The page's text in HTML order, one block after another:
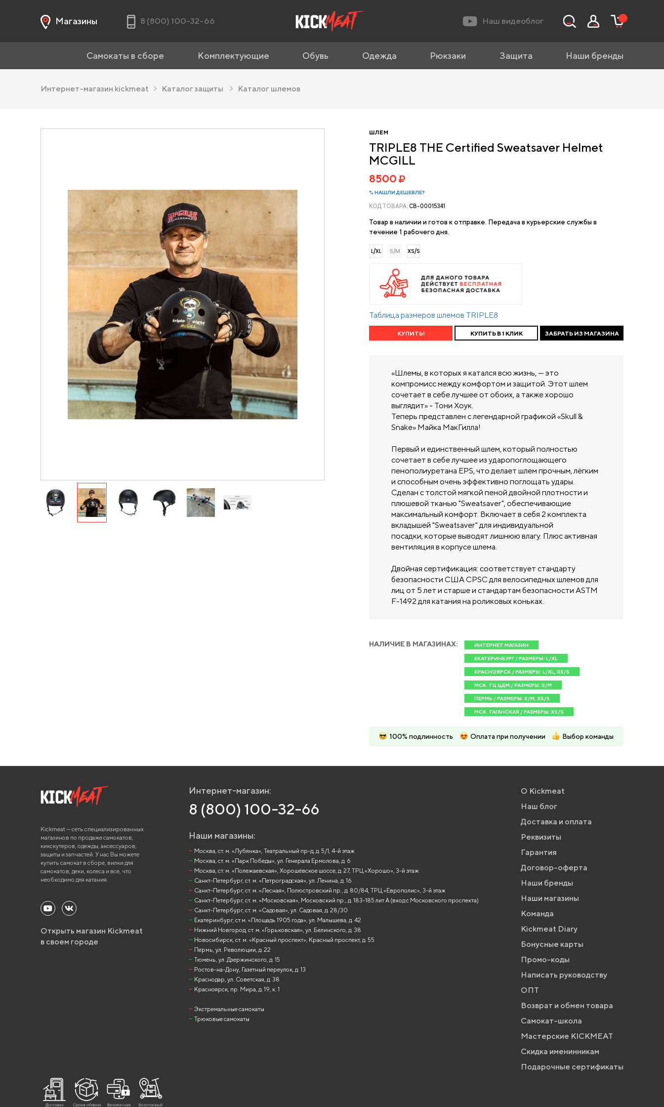
Магазины 8 (800) 100-32-66 Наш видеоблог
Самокаты в сборе Комплектующие Обувь Одежда Рюкзаки Защита Наши бренды
Интернет-магазин kickmeat Каталог защиты Каталог шлемов
ШЛЕМ
TRIPLE8 THE Certified Sweatsaver Helmet
MCGILL
8500
% НАШЛИ ДЕШЕВЛЕ?
КОД ТОВАРА: CB-00015341
Товар в наличии и готов к отправке. Передача в курьерские службы в
течение 1 рабочего дня.
L/XL S/M XS/S
Таблица размеров шлемов TRIPLE8
КУПИТЬ! КУПИТЬ В 1 КЛИК ЗАБРАТЬ ИЗ МАГАЗИНА
«Шлемы, в которых я катался всю жизнь, — это
компромисс между комфортом и защитой. Этот шлем
сочетает в себе лучшее от обоих, а также хорошо
выглядит» - Тони Хоук.
Теперь представлен с легендарной графикой «Skull &
Snake» Майка МакГилла!
Первый и единственный шлем, который полностью
сочетает в себе лучшее из ударопоглощающего
пенополиуретана EPS, что делает шлем прочным, лёгким
и способным очень эффективно поглощать удары.
Сделан с толстой мягкой пеной двойной плотности и
плюшевой тканью "Sweatsaver", обеспечивающие
максимальный комфорт. Включает в себя 2 комплекта
вкладышей "Sweatsaver" для индивидуальной
посадки, которые выводят лишнюю влагу. Плюс активная
вентиляция в корпусе шлема.
Двойная сертификация: соответствует стандарту
безопасности США CPSC для велосипедных шлемов для
лиц от 5 лет и старше и стандартам безопасности ASTM
F-1492 для катания на роликовых коньках.
НАЛИЧИЕ В МАГАЗИНАХ: ИНТЕРНЕТ МАГАЗИН
ЕКАТЕРИНБУРГ / РАЗМЕРЫ: L/XL
КРАСНОЯРСК / РАЗМЕРЫ: L/XL, XS/S
МСК. ТЦ ЦДМ / РАЗМЕРЫ: S/M
ПЕРМЬ / РАЗМЕРЫ: S/M, XS/S
МСК. ТАГАНСКАЯ / РАЗМЕРЫ: XS/S
100% подлинность Оплата при получении Выбор команды
Kickmeat — сеть специализированных
магазинов по продаже самокатов,
кикскутеров, одежды, аксессуаров,
защиты и запчастей. У нас Вы можете
купить самокат в сборе, вилки для
самокатов, деки, колеса и все, что
необходимо для катания.
Открыть магазин Kickmeat
в своем городе
Интернет-магазин:
8 (800) 100-32-66
Наши магазины:
Москва, ст. м. «Лубянка», Театральный пр-д, д. 5/1, 4-й этаж
Москва, ст. м. «Парк Победы», ул. Генерала Ермолова, д. 6
Москва, ст. м. «Полежаевская», Хорошёвское шоссе, д. 27, ТРЦ «Хорошо», 3-й этаж
Санкт-Петербург, ст. м. «Петроградская», ул. Ленина, д. 16
Санкт-Петербург, ст. м. «Лесная», Полюстровский пр., д. 80/84, ТРЦ «Европолис», 3-й этаж
Санкт-Петербург, ст. м. «Московская», Московский пр., д. 183-185 лит А (вход с Московского проспекта)
Санкт-Петербург, ст. м. «Садовая», ул. Садовая, д. 28/30
Екатеринбург, ст.м. «Площадь 1905 года», ул. Малышева, д. 42
Нижний Новгород, ст. м. «Горьковская», ул. Белинского, д. 38
Новосибирск, ст. м. «Красный проспект», Красный проспект, д. 55
Пермь, ул. Революции, д. 22
Тюмень, ул. Дзержинского, д. 15
Ростов-на-Дону, Газетный переулок, д. 13
Краснодар, ул. Советская, д. 38
Красноярск, пр. Мира, д. 19, к. 1
Экстремальные самокаты
Трюковые самокаты
О Kickmeat
Наш блог
Доставка и оплата
Реквизиты
Гарантия
Договор-оферта
Наши бренды
Наши магазины
Команда
Kickmeat Diary
Бонусные карты
Промо-коды
Написать руководству
ОПТ
Возврат и обмен товара
Самокат-школа
Мастерские KICKMEAT
Скидка именинникам
Подарочные сертификаты